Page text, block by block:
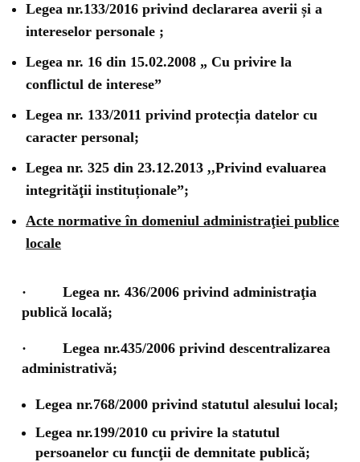
Legea nr.133/2016 privind declararea averii și a
intereselor personale ;
Legea nr. 16 din 15.02.2008 „ Cu privire la
conflictul de interese”
Legea nr. 133/2011 privind protecția datelor cu
caracter personal;
Legea nr. 325 din 23.12.2013 ,,Privind evaluarea
integrităţii instituționale”;
Acte normative în domeniul administraţiei publice
locale
· Legea nr. 436/2006 privind administraţia
publică locală;
· Legea nr.435/2006 privind descentralizarea
administrativă;
Legea nr.768/2000 privind statutul alesului local;
Legea nr.199/2010 cu privire la statutul
persoanelor cu funcţii de demnitate publică;